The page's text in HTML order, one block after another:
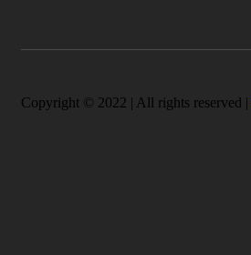
Copyright © 2022 | All rights reserved |